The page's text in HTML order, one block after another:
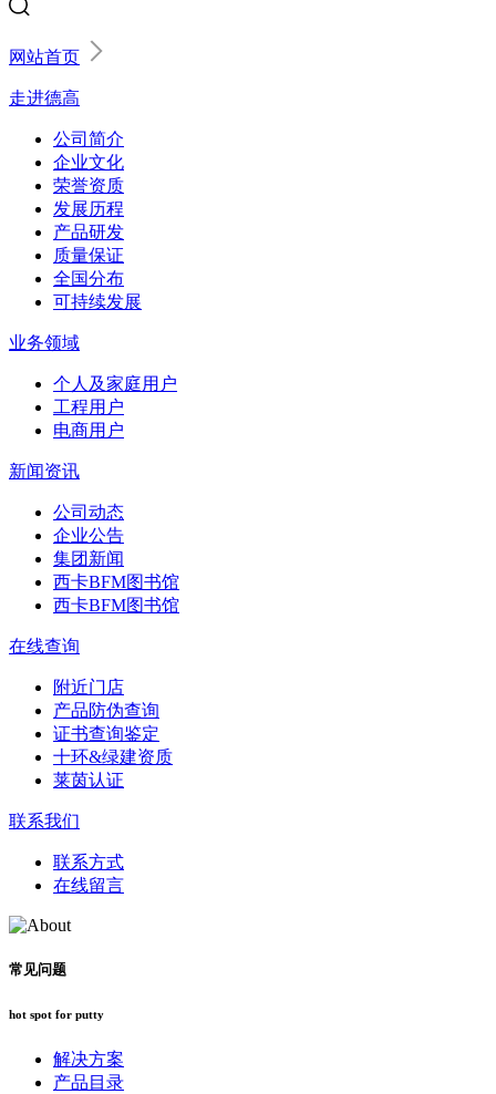
网站首页
走进德高
公司简介
企业文化
荣誉资质
发展历程
产品研发
质量保证
全国分布
可持续发展
业务领域
个人及家庭用户
工程用户
电商用户
新闻资讯
公司动态
企业公告
集团新闻
西卡BFM图书馆
西卡BFM图书馆
在线查询
附近门店
产品防伪查询
证书查询鉴定
十环&绿建资质
莱茵认证
联系我们
联系方式
在线留言
常见问题
hot spot for putty
解决方案
产品目录